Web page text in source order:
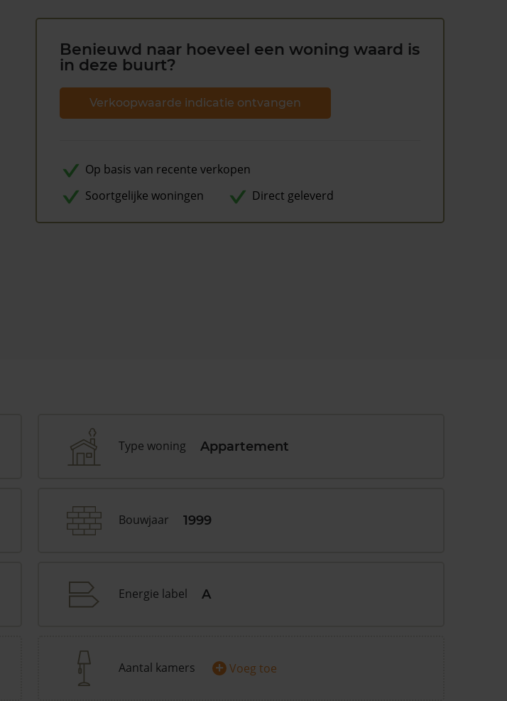
Benieuwd naar hoeveel een woning waard is
in deze buurt?
Verkoopwaarde indicatie ontvangen
Op basis van recente verkopen
Soortgelijke woningen
Direct geleverd
Type woning Appartement
Bouwjaar 1999
Energie label A
Aantal kamers + Voeg toe